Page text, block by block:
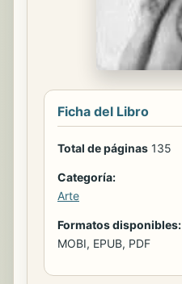
Ficha del Libro
Total de páginas 135
Categoría:
Arte
Formatos disponibles:
MOBI, EPUB, PDF